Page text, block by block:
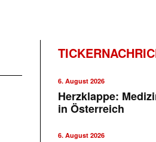
6. August 2026
Herzklappe:
in Österreich
6. August 2026